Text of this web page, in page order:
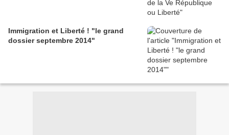
Immigration et Liberté ! "le grand
dossier septembre 2014"